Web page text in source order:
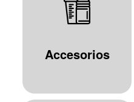
Accesorios